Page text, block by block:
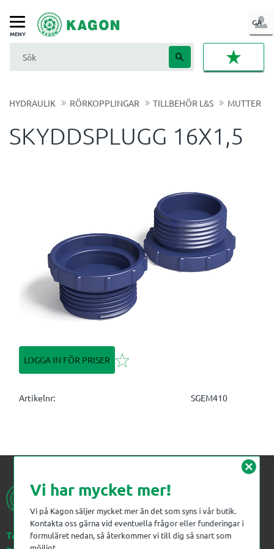
Meny
GA
IN
HYDRAULIK RÖRKOPPLINGAR TILLBEHÖR L&S MUTTER
SKYDDSPLUGG 16X1,5
LOGGA IN FÖR PRISER Lägg till i favoriter
Artikelnr SGEM410
Telefon:023-383 18 00
cancel
Vi har mycket mer!
Vi på Kagon säljer mycket mer än det som syns i vår butik.
Kontakta oss gärna vid eventuella frågor eller funderingar i
formuläret nedan, så återkommer vi till dig så snart som